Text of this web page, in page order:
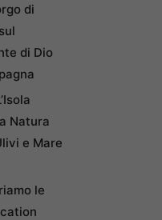
di
di Dio
Natura
e Mare
le